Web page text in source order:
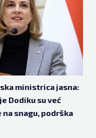
ministrica jasna:
Dodiku su već
snagu, podrška